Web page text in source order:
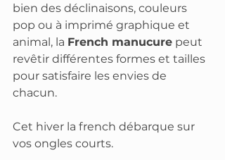
bien des déclinaisons, couleurs
pop ou à imprimé graphique et
animal, la French manucure peut
revêtir différentes formes et tailles
pour satisfaire les envies de
chacun.
Cet hiver la french débarque sur
vos ongles courts.